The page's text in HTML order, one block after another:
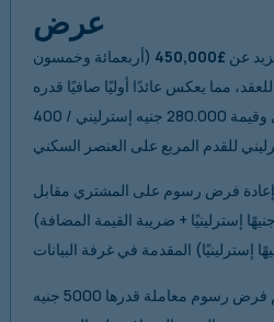
عرض
عن £450,000
(أربعمائة وخمسون
مما يعكس عائدًا أوليًا صافيًا قدره
8.65% على العنصر التجاري وقيمة 280.000 جنيه إسترليني / 400
فرض رسوم على المشتري مقابل
تكاليف المسح المقاس (540 جنيهًا إسترلينيًا + ضريبة القيمة المضافة)
يرجى ملاحظة أنه سيتم فرض رسوم معاملة قدرها 5000 جنيه